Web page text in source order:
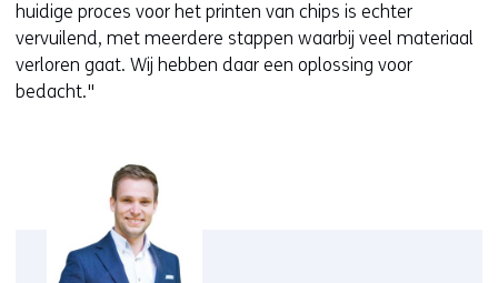
huidige proces voor het printen van chips is echter
vervuilend, met meerdere stappen waarbij veel materiaal
verloren gaat. Wij hebben daar een oplossing voor
bedacht."